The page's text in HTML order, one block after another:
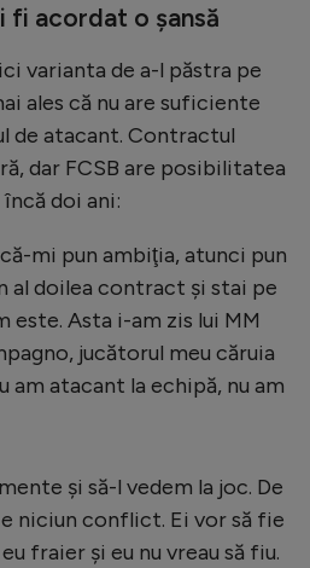
fi acordat o șansă
varianta de a-l păstra pe
ales că nu are suficiente
de atacant. Contractul
dar FCSB are posibilitatea
doi ani:
mi pun ambiţia, atunci pun
al doilea contract şi stai pe
este. Asta i-am zis lui MM
jucătorul meu căruia
am atacant la echipă, nu am
şi să-l vedem la joc. De
niciun conflict. Ei vor să fie
fraier şi eu nu vreau să fiu.